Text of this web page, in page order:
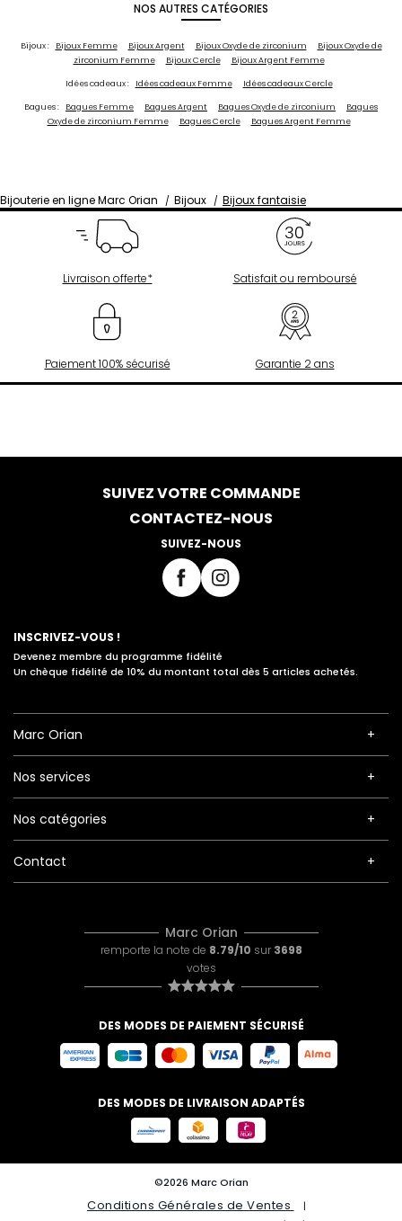
NOS AUTRES CATÉGORIES
Bijoux : Bijoux Femme Bijoux Argent Bijoux Oxyde de zirconium
Bijoux Oxyde de
zirconium Femme
Bijoux Cercle Bijoux Argent Femme
Idées cadeaux : Idées cadeaux Femme Idées cadeaux Cercle
Bagues : Bagues Femme Bagues Argent Bagues Oxyde de zirconium
Bagues
Oxyde de zirconium Femme
Bagues Cercle Bagues Argent Femme
Bijouterie en ligne Marc Orian Bijoux Bijoux fantaisie
Livraison offerte* Satisfait ou remboursé
Paiement 100% sécurisé Garantie 2 ans
SUIVEZ VOTRE COMMANDE
CONTACTEZ-NOUS
SUIVEZ-NOUS
INSCRIVEZ-VOUS !
Devenez membre du programme fidélité
Un chèque fidélité de 10% du montant total dès 5 articles achetés.
Marc Orian
Nos services
Nos catégories
Contact
Marc Orian
remporte la note de 8.79/10 sur 3698
votes
DES MODES DE PAIEMENT SÉCURISÉ
DES MODES DE LIVRAISON ADAPTÉS
©2026 Marc Orian
Conditions Générales de Ventes